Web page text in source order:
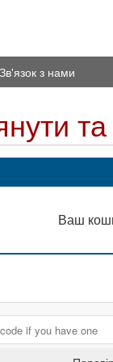
Зв'язок з нами
Ваш